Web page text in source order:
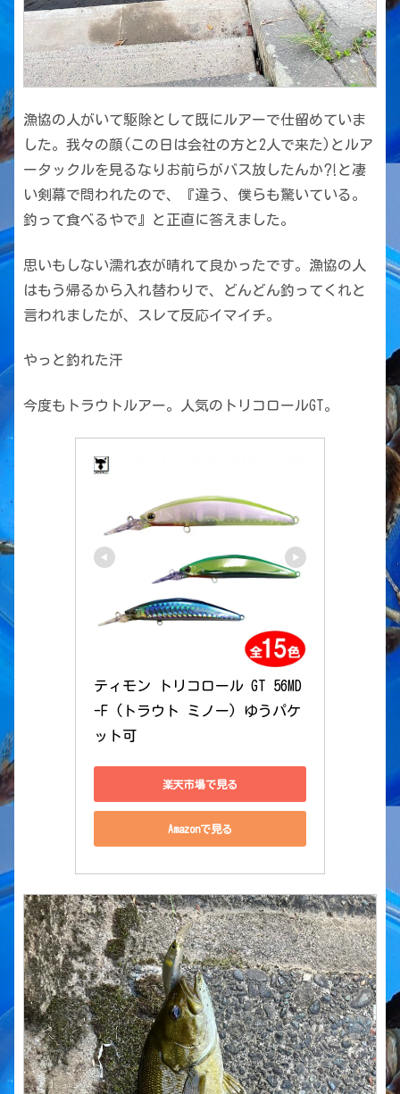
漁協の人がいて駆除として既にルアーで仕留めていま
した。我々の顔(この日は会社の方と2人で来た)とルア
ータックルを見るなりお前らがバス放したんか⁈と凄
い剣幕で問われたので、『違う、僕らも驚いている。
釣って食べるやで』と正直に答えました。
思いもしない濡れ衣が晴れて良かったです。漁協の人
はもう帰るから入れ替わりで、どんどん釣ってくれと
言われましたが、スレて反応イマイチ。
やっと釣れた汗
今度もトラウトルアー。人気のトリコロールGT。
ティモン トリコロール GT 56MD
-F (トラウト ミノー) ゆうパケ
ット可
楽天市場で見る
Amazonで見る